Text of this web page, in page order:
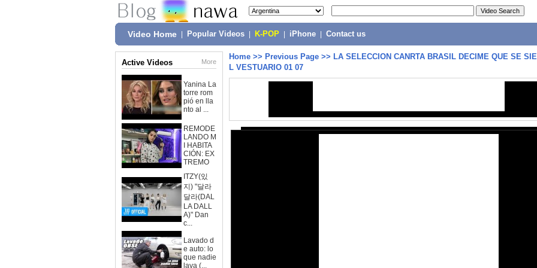
Video Home Popular Videos K-POP iPhone Contact us
Active Videos More
Yanina La
torre rom
pió en lla
nto al ...
REMODE
LANDO M
I HABITA
CIÓN: EX
TREMO
ITZY(있
지) "달라
달라(DAL
LA DALL
A)" Dan
c...
Lavado d
e auto: lo
que nadie
lava (...
Home >> Previous Page >> LA SELECCION CANRTA BRASIL DECIME QUE SE
L VESTUARIO 01 07